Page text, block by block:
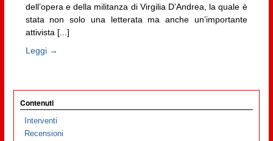
dell’opera e della militanza di Virgilia D’Andrea, la quale è
stata non solo una letterata ma anche un’importante
attivista [...]
Leggi →
Contenuti
Interventi
Recensioni